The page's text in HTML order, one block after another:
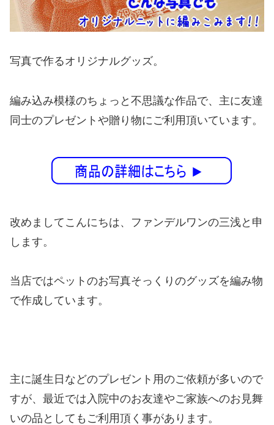
写真で作るオリジナルグッズ。
編み込み模様のちょっと不思議な作品で、主に友達
同士のプレゼントや贈り物にご利用頂いています。
改めましてこんにちは、ファンデルワンの三浅と申
します。
当店ではペットのお写真そっくりのグッズを編み物
で作成しています。
主に誕生日などのプレゼント用のご依頼が多いので
すが、最近では入院中のお友達やご家族へのお見舞
いの品としてもご利用頂く事があります。